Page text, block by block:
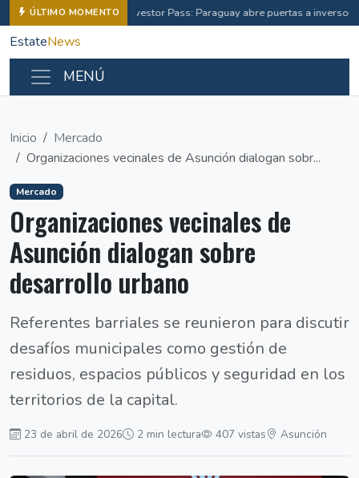
ÚLTIMO MOMENTO Investor Pass: Paraguay abre puertas a
EstateNews
MENÚ
Inicio
Mercado
Organizaciones vecinales de Asunción dialogan sobr...
Mercado
Organizaciones vecinales de
Asunción dialogan sobre
desarrollo urbano
Referentes barriales se reunieron para discutir
desafíos municipales como gestión de
residuos, espacios públicos y seguridad en los
territorios de la capital.
23 de abril de 2026 2 min lectura 407 vistas Asunción